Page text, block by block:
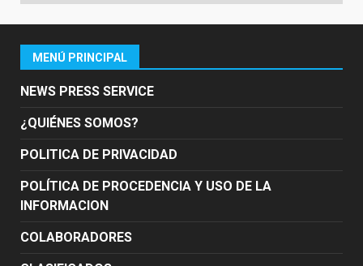
MENÚ PRINCIPAL
NEWS PRESS SERVICE
¿QUIÉNES SOMOS?
POLITICA DE PRIVACIDAD
POLÍTICA DE PROCEDENCIA Y USO DE LA
INFORMACION
COLABORADORES